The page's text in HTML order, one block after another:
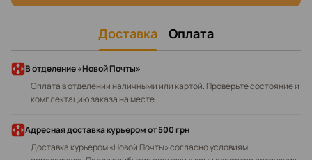
Доставка Оплата
В отделение «Новой Почты»
Оплата в отделении наличными или картой. Проверьте состояние и
комплектацию заказа на месте.
Адресная доставка курьеромот 500 грн
Доставка курьером «Новой Почты» согласно условиям